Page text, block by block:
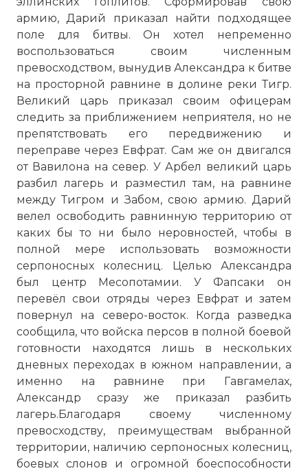
армию, Дарий приказал найти подходящее
поле для битвы. Он хотел непременно
воспользоваться своим численным
превосходством, вынудив Александра к битве
на просторной равнине в долине реки Тигр.
Великий царь приказал своим офицерам
следить за приближением неприятеля, но не
препятствовать его передвижению и
переправе через Евфрат. Сам же он двигался
от Вавилона на север. У Арбел великий царь
разбил лагерь и разместил там, на равнине
между Тигром и Забом, свою армию. Дарий
велел освободить равнинную территорию от
каких бы то ни было неровностей, чтобы в
полной мере использовать возможности
серпоносных колесниц. Целью Александра
был центр Месопотамии. У Фапсаки он
перевёл свои отряды через Евфрат и затем
повернул на северо-восток. Когда разведка
сообщила, что войска персов в полной боевой
готовности находятся лишь в нескольких
дневных переходах в южном направлении, а
именно на равнине при Гавгамелах,
Александр сразу же приказал разбить
лагерь.Благодаря своему численному
превосходству, преимуществам выбранной
территории, наличию серпоносных колесниц,
боевых слонов и огромной боеспособности